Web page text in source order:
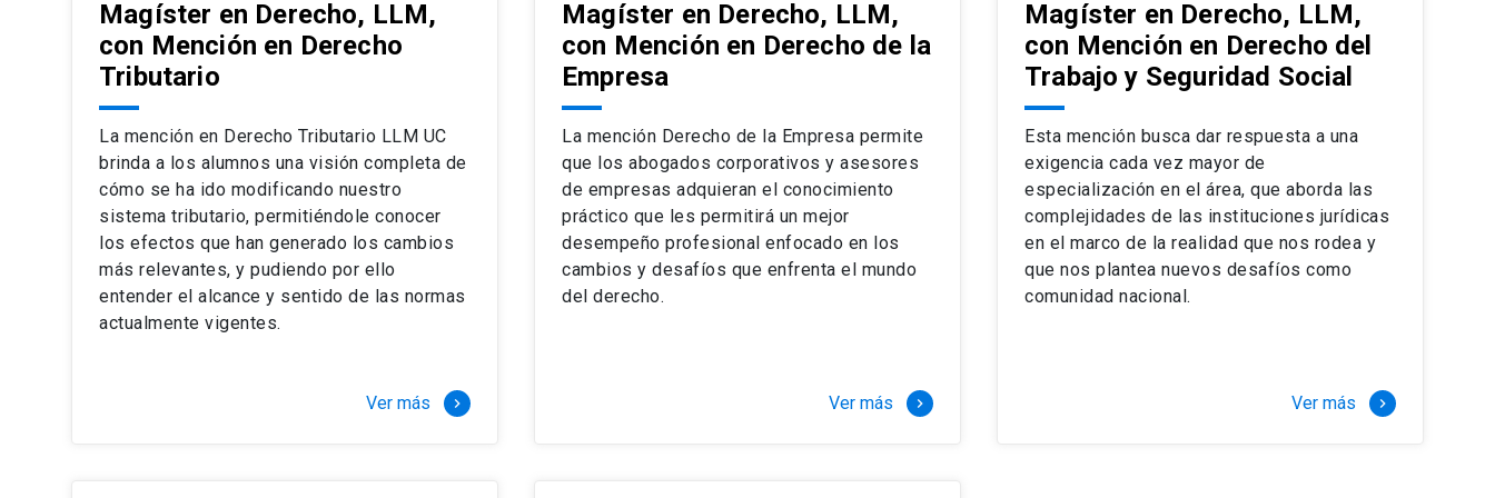
Magíster en Derecho, LLM,
con Mención en Derecho
Tributario
La mención en Derecho Tributario LLM UC
brinda a los alumnos una visión completa de
cómo se ha ido modificando nuestro
sistema tributario, permitiéndole conocer
los efectos que han generado los cambios
más relevantes, y pudiendo por ello
entender el alcance y sentido de las normas
actualmente vigentes.
Ver más keyboard_arrow_right
Magíster en Derecho, LLM,
con Mención en Derecho de la
Empresa
La mención Derecho de la Empresa permite
que los abogados corporativos y asesores
de empresas adquieran el conocimiento
práctico que les permitirá un mejor
desempeño profesional enfocado en los
cambios y desafíos que enfrenta el mundo
del derecho.
Ver más keyboard_arrow_right
Magíster en Derecho, LLM,
con Mención en Derecho del
Trabajo y Seguridad Social
Esta mención busca dar respuesta a una
exigencia cada vez mayor de
especialización en el área, que aborda las
complejidades de las instituciones jurídicas
en el marco de la realidad que nos rodea y
que nos plantea nuevos desafíos como
comunidad nacional.
Ver más keyboard_arrow_right